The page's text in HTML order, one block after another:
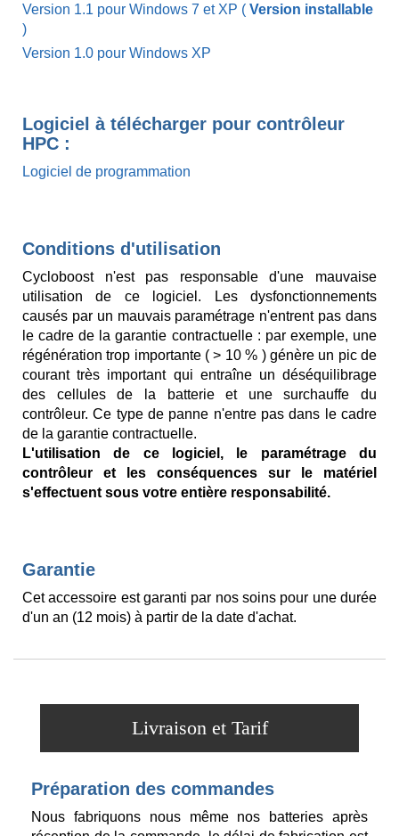
Version 1.1 pour Windows 7 et XP ( Version installable
)
Version 1.0 pour Windows XP
Logiciel à télécharger pour contrôleur
HPC :
Logiciel de programmation
Conditions d'utilisation
Cycloboost n'est pas responsable d'une mauvaise
utilisation de ce logiciel. Les dysfonctionnements
causés par un mauvais paramétrage n'entrent pas dans
le cadre de la garantie contractuelle : par exemple, une
régénération trop importante ( > 10 % ) génère un pic de
courant très important qui entraîne un déséquilibrage
des cellules de la batterie et une surchauffe du
contrôleur. Ce type de panne n'entre pas dans le cadre
de la garantie contractuelle.
L'utilisation de ce logiciel, le paramétrage du
contrôleur et les conséquences sur le matériel
s'effectuent sous votre entière responsabilité.
Garantie
Cet accessoire est garanti par nos soins pour une durée
d'un an (12 mois) à partir de la date d'achat.
Livraison et Tarif
Préparation des commandes
Nous fabriquons nous même nos batteries après